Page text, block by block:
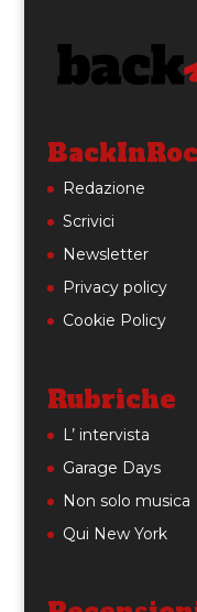
Redazione
Scrivici
Newsletter
Privacy policy
Cookie Policy
Rubriche
L’ intervista
Garage Days
Non solo musica
Qui New York